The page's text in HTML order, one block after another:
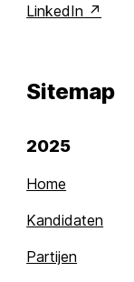
LinkedIn
Sitemap
2025
Home
Kandidaten
Partijen